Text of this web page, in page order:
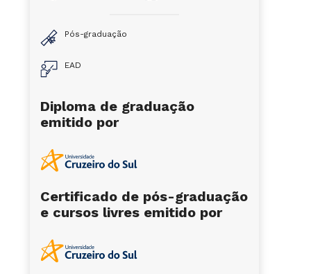
Pós-graduação
EAD
Diploma de graduação
emitido por
Certificado de pós-graduação
e cursos livres emitido por